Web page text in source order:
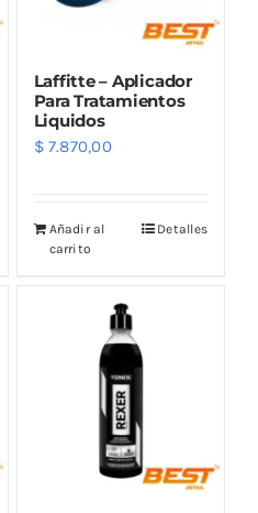
Laffitte – Aplicador
Para Tratamientos
Liquidos
$7.870,00
Añadir al
carrito
Detalles